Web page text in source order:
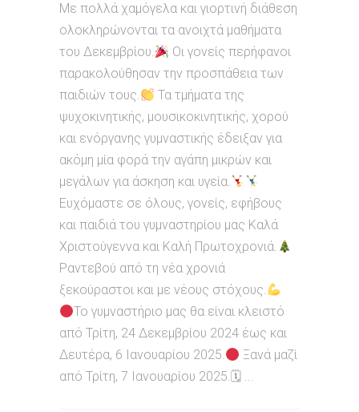
Με πολλά χαμόγελα και γιορτινή διάθεση
ολοκληρώνονται τα ανοιχτά μαθήματα
του Δεκεμβρίου.
Οι γονείς περήφανοι
παρακολούθησαν την προσπάθεια των
παιδιών τους.
Τα τμήματα της
ψυχοκινητικής, μουσικοκινητικής, χορού
και ενόργανης γυμναστικής έδειξαν για
ακόμη μία φορά την αγάπη μικρών και
μεγάλων για άσκηση και υγεία.
Ευχόμαστε σε όλους, γονείς, εφήβους
και παιδιά του γυμναστηρίου μας Καλά
Χριστούγεννα και Καλή Πρωτοχρονιά.
Ραντεβού από τη νέα χρονιά
ξεκούραστοι και με νέους στόχους.
Το γυμναστήριο μας θα είναι κλειστό
από Τρίτη, 24 Δεκεμβρίου 2024 έως και
Δευτέρα, 6 Ιανουαρίου 2025.
Ξανά μαζί
από Τρίτη, 7 Ιανουαρίου 2025.🗓